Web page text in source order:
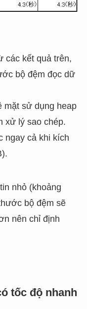
các kết quả trên,
bộ đệm đọc dữ
mặt sử dụng heap
xử lý sao chép.
ngay cả khi kích
nhỏ (khoảng
bộ đệm sẽ
nên chỉ định
tốc độ nhanh